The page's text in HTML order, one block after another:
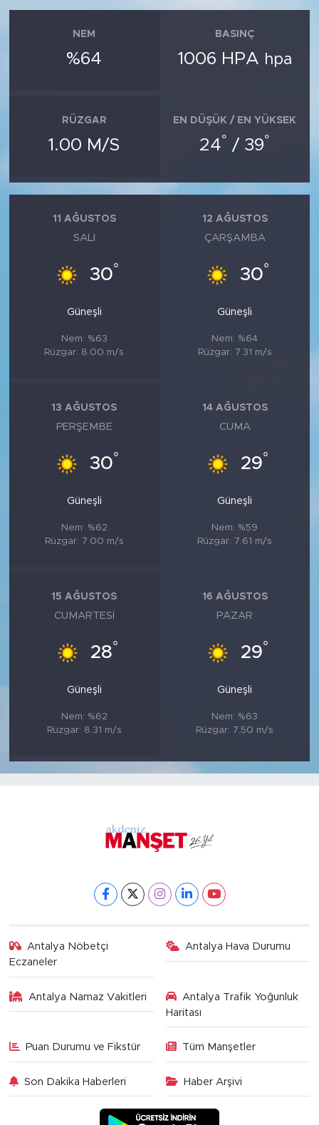
NEM
%64
BASINÇ
1006 HPA hpa
RÜZGAR
1.00 M/S
EN DÜŞÜK / EN YÜKSEK
24° / 39°
11 AĞUSTOS
SALI
30°
Güneşli
Nem: %63
Rüzgar: 8.00 m/s
12 AĞUSTOS
ÇARŞAMBA
30°
Güneşli
Nem: %64
Rüzgar: 7.31 m/s
13 AĞUSTOS
PERŞEMBE
30°
Güneşli
Nem: %62
Rüzgar: 7.00 m/s
14 AĞUSTOS
CUMA
29°
Güneşli
Nem: %59
Rüzgar: 7.61 m/s
15 AĞUSTOS
CUMARTESI
28°
Güneşli
Nem: %62
Rüzgar: 8.31 m/s
16 AĞUSTOS
PAZAR
29°
Güneşli
Nem: %63
Rüzgar: 7.50 m/s
Antalya Nöbetçi
Eczaneler
Antalya Hava Durumu
Antalya Namaz Vakitleri
Antalya Trafik Yoğunluk
Haritası
Puan Durumu ve Fikstür Tüm Manşetler
Son Dakika Haberleri Haber Arşivi